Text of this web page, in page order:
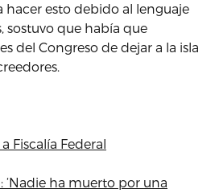
hacer esto debido al lenguaje
sostuvo que había que
del Congreso de dejar a la isla
Fiscalía Federal
‘Nadie ha muerto por una